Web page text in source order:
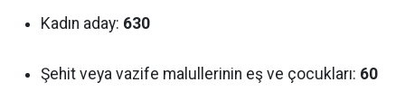
Kadın aday: 630
Şehit veya vazife malullerinin eş ve çocukları: 60